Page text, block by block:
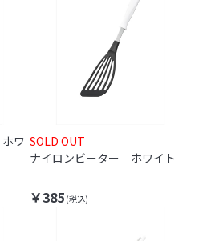
ワ SOLD OUT
ナイロンビーター ホワイト
￥385